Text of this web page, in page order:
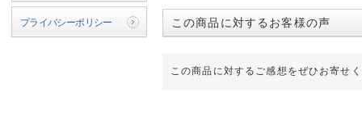
プライバシーポリシー この商品に対するお客様の声
この商品に対するご感想をぜひお寄せ